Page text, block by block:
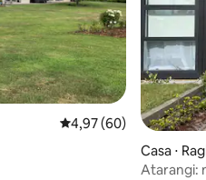
avaliações4,97 de uma avaliação
4,97 (60)
Casa ⋅
Atarangi: